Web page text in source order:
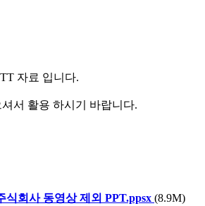
자료 입니다.
서 활용 하시기 바랍니다.
식회사 동영상 제외 PPT.ppsx (8.9M)